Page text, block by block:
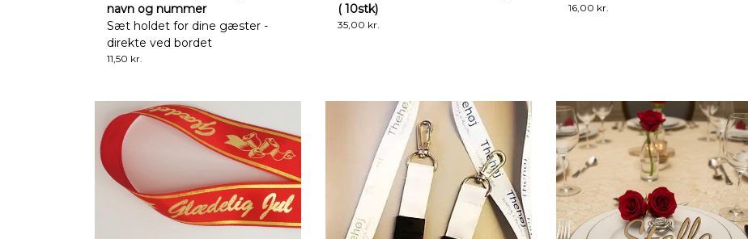
navn og nummer
Sæt holdet for dine gæster -
direkte ved bordet
11,50 kr.
( 10stk)
35,00 kr.
16,00 kr.